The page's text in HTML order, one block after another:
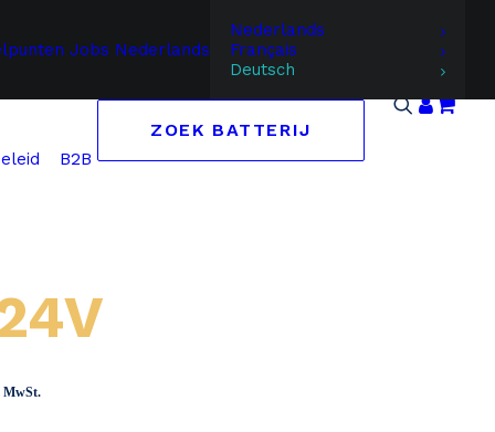
Jobs Nederlands
Nederlands
Français
Deutsch
B2B
ZOEK BATTERIJ
MwSt.